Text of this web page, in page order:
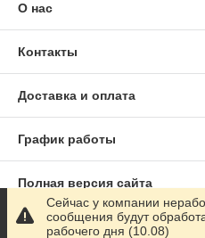
О нас
Контакты
Доставка и оплата
График работы
Полная версия сайта
Сайт создан на маркетплейсе
Сейчас у компании
сообщения будут
рабочего дня (10.08)